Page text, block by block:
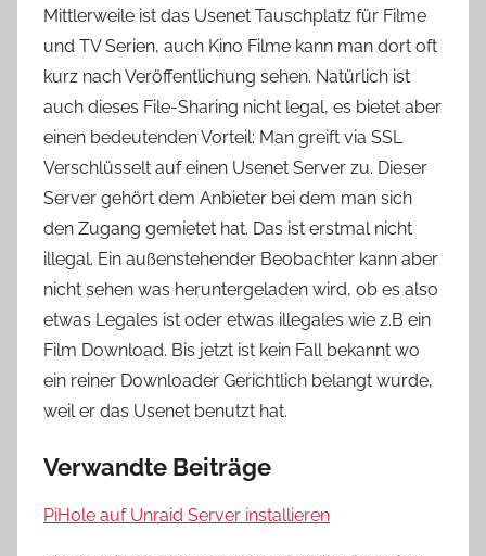
Mittlerweile ist das Usenet Tauschplatz für Filme
und TV Serien, auch Kino Filme kann man dort oft
kurz nach Veröffentlichung sehen. Natürlich ist
auch dieses File-Sharing nicht legal, es bietet aber
einen bedeutenden Vorteil: Man greift via SSL
Verschlüsselt auf einen Usenet Server zu. Dieser
Server gehört dem Anbieter bei dem man sich
den Zugang gemietet hat. Das ist erstmal nicht
illegal. Ein außenstehender Beobachter kann aber
nicht sehen was heruntergeladen wird, ob es also
etwas Legales ist oder etwas illegales wie z.B ein
Film Download. Bis jetzt ist kein Fall bekannt wo
ein reiner Downloader Gerichtlich belangt wurde,
weil er das Usenet benutzt hat.
Verwandte Beiträge
PiHole auf Unraid Server installieren